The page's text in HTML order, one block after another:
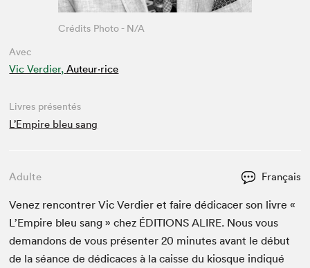
Avec
Vic Verdier, Auteur·rice
Crédits Photo - N/A
Livres présentés
L’Empire bleu sang
Adulte Français
Venez ren­con­tr­er Vic Verdier et faire dédi­cac­er son livre «
L’Empire bleu sang » chez ÉDI­TIONS ALIRE. Nous vous
deman­dons de vous présen­ter20 min­utes avant le début
de la séance de dédi­caces à la caisse du kiosque indiqué